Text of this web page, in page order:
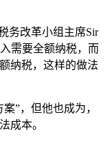
务改革小组主席Sir
需要全额纳税，而
纳税，这样的做法
”，但他也成为，
成本。